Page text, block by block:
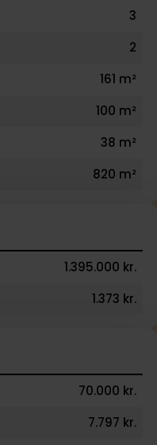
3
2
161 m²
100 m²
38 m²
820 m²
1.395.000 kr.
1.373 kr.
70.000 kr.
7.797 kr.